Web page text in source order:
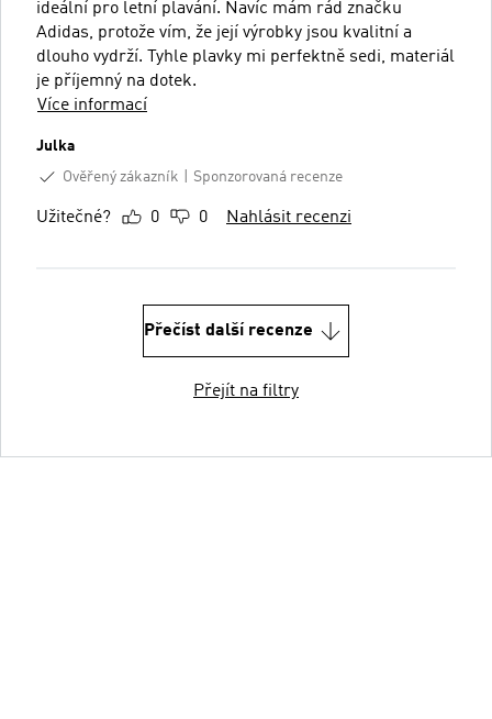
ideální pro letní plavání. Navíc mám rád značku
Adidas, protože vím, že její výrobky jsou kvalitní a
dlouho vydrží. Tyhle plavky mi perfektně sedi, materiál
je příjemný na dotek.
Více informací
Julka
Ověřený zákazník
Sponzorovaná recenze
Užitečné? 0 0 Nahlásit recenzi
Přečíst další recenze
Přejít na filtry